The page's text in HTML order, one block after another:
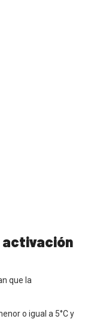
que la
o igual a 5°C y